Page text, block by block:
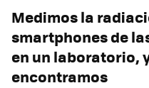
Medimos la
smartphones de
en un laboratorio,
encontramos